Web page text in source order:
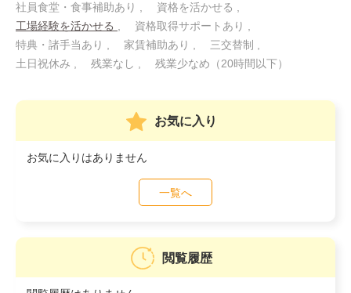
社員食堂・食事補助あり
資格を活かせる
工場経験を活かせる
資格取得サポートあり
特典・諸手当あり
家賃補助あり
三交替制
土日祝休み
残業なし 残業少なめ（20時間以下）
お気に入り
お気に入りはありません
一覧へ
閲覧履歴